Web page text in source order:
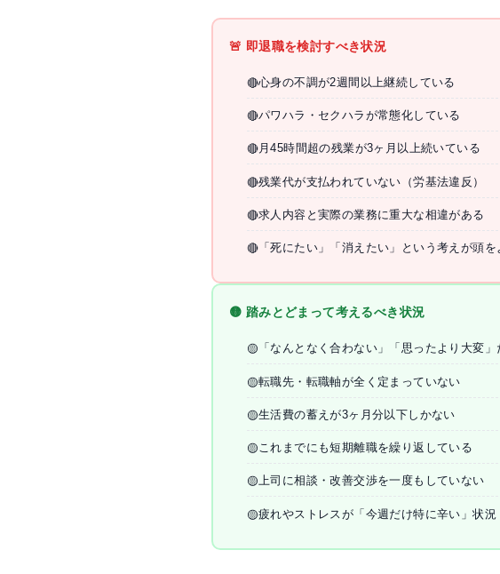
🚨 即退職を検討すべき状況
🔴心身の不調が2週間以上継続している
🔴パワハラ・セクハラが常態化している
🔴月45時間超の残業が3ヶ月以上続いている
🔴残業代が支払われていない（労基法違反）
🔴求人内容と実際の業務に重大な相違がある
🔴「死にたい」「消えたい」という考えが頭を
🟡 踏みとどまって考えるべき状況
🟡 「なんとなく合わない」「思ったより大変
🟡転職先・転職軸が全く定まっていない
🟡生活費の蓄えが3ヶ月分以下しかない
🟡これまでにも短期離職を繰り返している
🟡上司に相談・改善交渉を一度もしていない
🟡疲れやストレスが「今週だけ特に辛い」状況